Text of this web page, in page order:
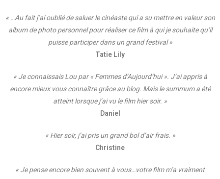
« …Au fait j’ai oublié de saluer le cinéaste qui a su mettre en valeur son
album de photo personnel pour réaliser ce film à qui je souhaite qu’il
puisse participer dans un grand festival »
Tatie Lily
« Je connaissais Lou par « Femmes d’Aujourd’hui ». J’ai appris à
encore mieux vous connaître grâce au blog. Mais le summum a été
atteint lorsque j’ai vu le film hier soir. »
Daniel
« Hier soir, j’ai pris un grand bol d’air frais. »
Christine
« Je pense encore bien souvent à vous…votre film m’a vraiment